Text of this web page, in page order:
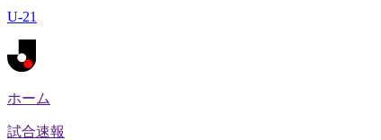
U-21
ホーム
試合速報